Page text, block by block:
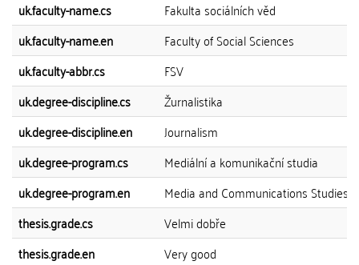
uk.faculty-name.cs
Fakulta sociálních věd
uk.faculty-name.en
Faculty of Social Sciences
uk.faculty-abbr.cs
FSV
uk.degree-discipline.cs
Žurnalistika
uk.degree-discipline.en
Journalism
uk.degree-program.cs
Mediální a komunikační studia
uk.degree-program.en
Media and Communications Studies
thesis.grade.cs
Velmi dobře
thesis.grade.en
Very good